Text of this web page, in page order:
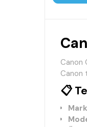
Canon
Canon
📋